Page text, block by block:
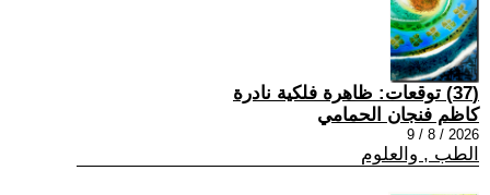
(37) توقعات: ظاهرة فلكية نادرة
كاظم فنجان الحمامي
2026 / 8 / 9
الطب , والعلوم